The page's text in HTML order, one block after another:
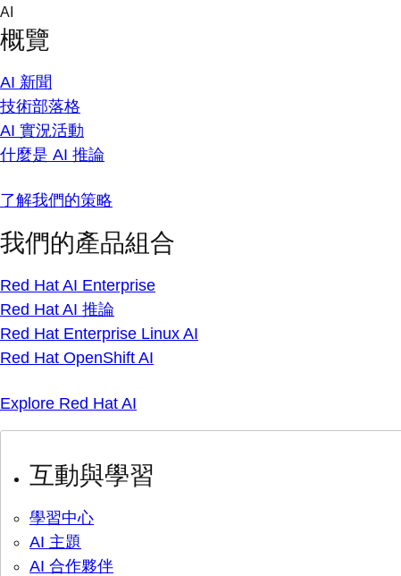
Skip
content
AI
概覽
AI 新聞
技術部落格
AI 實況活動
什麼是 AI 推論
了解我們的策略
我們的產品組合
Red Hat AI Enterprise
Red Hat AI 推論
Red Hat Enterprise Linux AI
Red Hat OpenShift AI
Explore Red Hat AI
互動與學習
學習中心
AI 主題
AI 合作夥伴